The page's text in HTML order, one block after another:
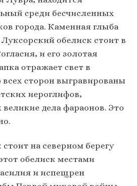
среди бесчисленных
города. Каменная глыба
обелиск стоит в
и его золотая
отражает свет в
сторон выгравированы
иероглифов,
дела фараонов. Это
на северном берегу
обелиск местами
и испещрен